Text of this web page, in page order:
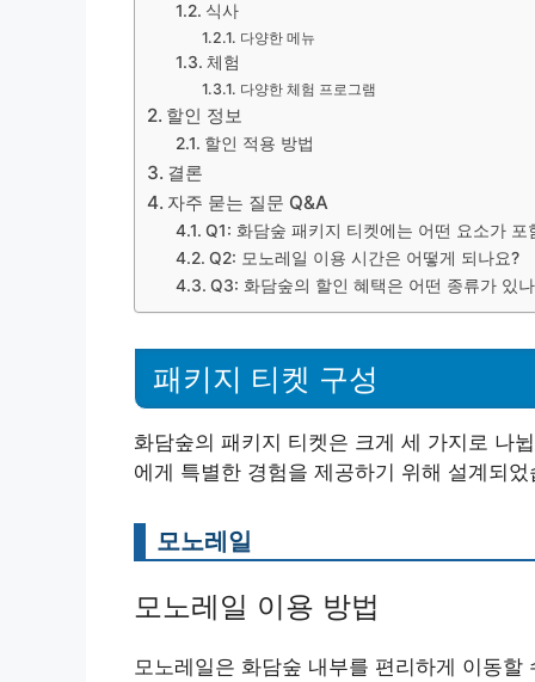
식사
다양한 메뉴
체험
다양한 체험 프로그램
할인 정보
할인 적용 방법
결론
자주 묻는 질문 Q&A
Q1: 화담숲 패키지 티켓에는 어떤 요소가 포
Q2: 모노레일 이용 시간은 어떻게 되나요?
Q3: 화담숲의 할인 혜택은 어떤 종류가 있
패키지 티켓 구성
화담숲의 패키지 티켓은 크게 세 가지로 나
에게 특별한 경험을 제공하기 위해 설계되었
모노레일
모노레일 이용 방법
모노레일은 화담숲 내부를 편리하게 이동